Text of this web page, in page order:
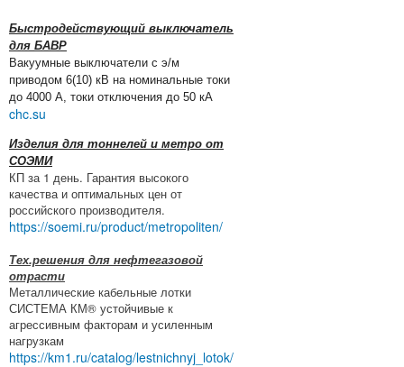
Быстродействующий выключатель
для БАВР
Вакуумные выключатели с э/м
приводом 6(10) кВ на номинальные токи
до 4000 А, токи отключения до 50 кА
chc.su
Изделия для тоннелей и метро от
СОЭМИ
КП за 1 день. Гарантия высокого
качества и оптимальных цен от
российского производителя.
https://soemi.ru/product/metropoliten/
Тех.решения для нефтегазовой
отрасти
Металлические кабельные лотки
СИСТЕМА КМ® устойчивые к
агрессивным факторам и усиленным
нагрузкам
https://km1.ru/catalog/lestnichnyj_lotok/